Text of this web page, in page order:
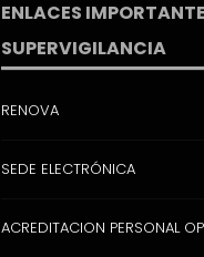
ENLACES
SUPERVIGILANCIA
RENOVA
SEDE ELECTRÓNICA
ACREDITACION PERSONAL